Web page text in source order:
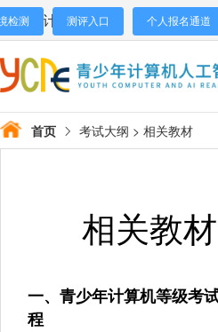
江苏省计算机学会
检测 测评入口 个人报名通道
首页 考试大纲 > 相关教材
相关教材
一、青少年计算机等级考
程